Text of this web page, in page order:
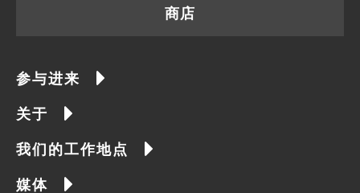
商店
参与进来
关于
我们的工作地点
媒体